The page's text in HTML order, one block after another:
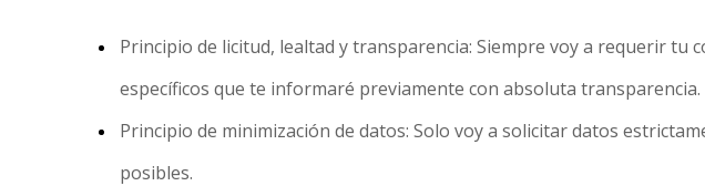
Principio de licitud, lealtad y transparencia: Siempre voy a requerir
específicos que te informaré previamente con absoluta transparencia.
Principio de minimización de datos: Solo voy a solicitar datos
posibles.